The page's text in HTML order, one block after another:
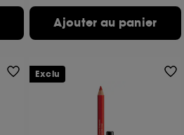
Ajouter au panier
Exclu